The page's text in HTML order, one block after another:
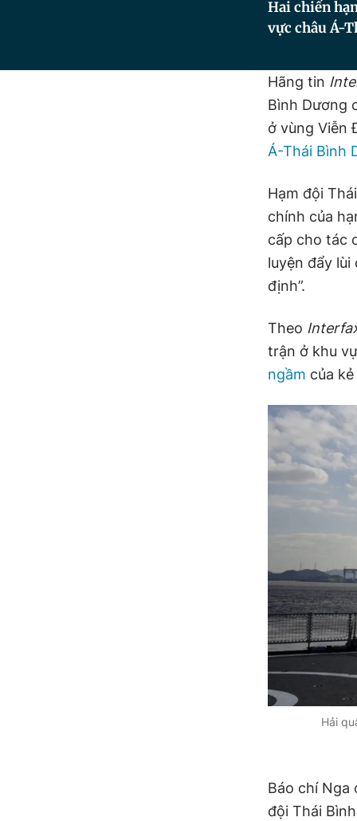
Hai chiến
vực châu Á-
Hãng tin
Bình Dương
ở vùng Viễn
Á-Thái Bình
Hạm đội
chính của
cấp cho tác
luyện đẩy
định”.
Theo
trận ở khu
ngầm của
Hải
Báo chí Nga
đội Thái